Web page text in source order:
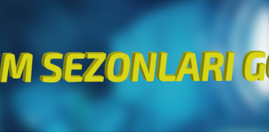
: Filmbol.org
: 1920x960 (2.000) | 25.000 fps
: V_MPEGH/ISO/HEVC -> Kontrol ediniz.
FILMBOL SUPERFAST